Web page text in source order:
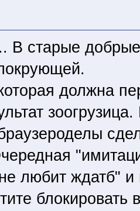
В старые
должна
любит ждатб" и
блокировать